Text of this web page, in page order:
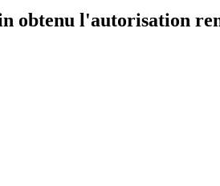
obtenu l'autorisation